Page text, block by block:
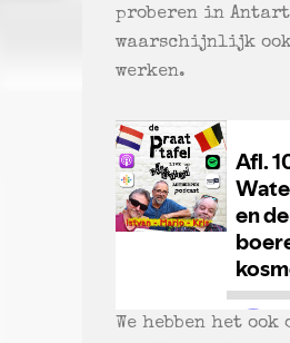
proberen in
waarschijnlijk
werken.
We hebben het ook